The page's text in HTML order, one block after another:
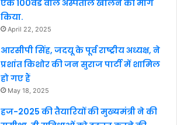
एक 100वेड वाल अस्पताल खोलने की मांग
किया.
April 22, 2025
आरसीपी सिंह, जदयू के पूर्व राष्ट्रीय अध्यक्ष, ने
प्रशांत किशोर की जन सुराज पार्टी में शामिल
हो गए हैं
May 18, 2025
हज-2025 की तैयारियों की मुख्यमंत्री ने की